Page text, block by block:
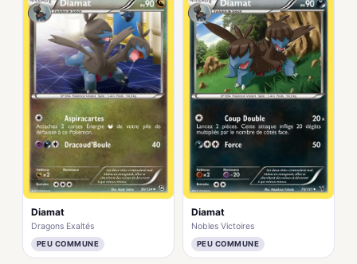
Diamat
Dragons Exaltés
PEU COMMUNE
Diamat
Nobles Victoires
PEU COMMUNE